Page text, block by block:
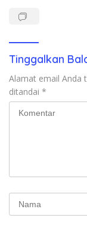
Tinggalkan
Alamat email Anda
ditandai *